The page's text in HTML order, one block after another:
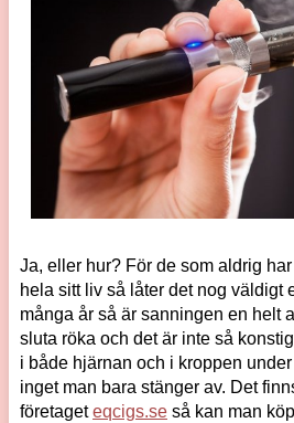
Ja, eller hur? För de som aldrig
hela sitt liv så låter det nog väldigt
många år så är sanningen en helt
sluta röka och det är inte så
i både hjärnan och i kroppen
inget man bara stänger av. Det
företageteqcigs.se så kan man